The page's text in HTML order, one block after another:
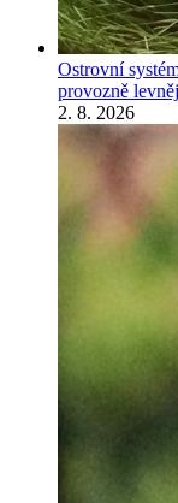
Ostrovní
provozně
2. 8. 2026